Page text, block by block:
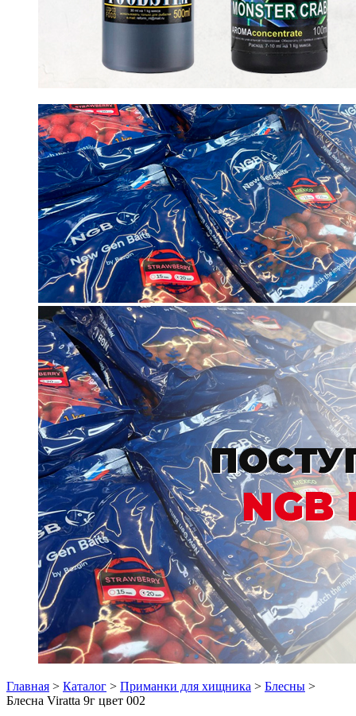
Главная > Каталог > Приманки для хищника > Блесны >
Блесна Viratta 9г цвет 002